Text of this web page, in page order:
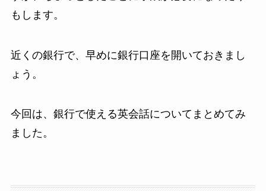
もします。
近くの銀行で、早めに銀行口座を開いておきまし
ょう。
今回は、銀行で使える英会話についてまとめてみ
ました。